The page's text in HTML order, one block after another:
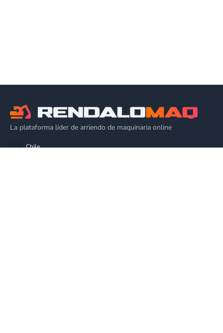
La plataforma líder de arriendo de maquinaria online
🇨🇱Chile